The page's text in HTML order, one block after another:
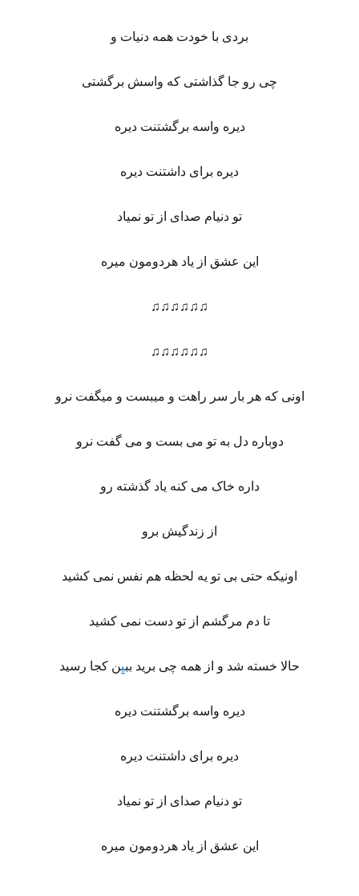
بردی با خودت همه دنیات و
چی رو جا گذاشتی که واسش برگشتی
دیره واسه برگشتنت دیره
دیره برای داشتنت دیره
تو دنیام صدای از تو نمیاد
این عشق از یاد هردومون میره
♫♫♫♫♫♫
♫♫♫♫♫♫
اونی که هر بار سر راهت و میبست و میگفت نرو
دوباره دل به تو می بست و می گفت نرو
داره خاک می کنه یاد گذشته رو
از زندگیش برو
اونیکه حتی بی تو یه لحظه هم نفس نمی کشید
تا دم مرگشم از تو دست نمی کشید
حالا خسته شد و از همه چی برید ببین کجا رسید
دیره واسه برگشتنت دیره
دیره برای داشتنت دیره
تو دنیام صدای از تو نمیاد
این عشق از یاد هردومون میره